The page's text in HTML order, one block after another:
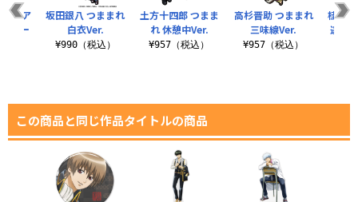
土方十四郎 つまま
れ 休憩中Ver.
¥957（税込）
高杉晋助 つままれ
三味線Ver.
¥957（税込）
桂小
逃げ
ク ア
キー
坂田銀八 つままれ
白衣Ver.
¥990（税込）
この商品と同じ作品タイトルの商品